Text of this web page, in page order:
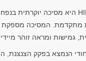
מתקדמת. המסיכה מספקת
גמישות ומראה זוהר
הנמצא בפקק הצנצנת,